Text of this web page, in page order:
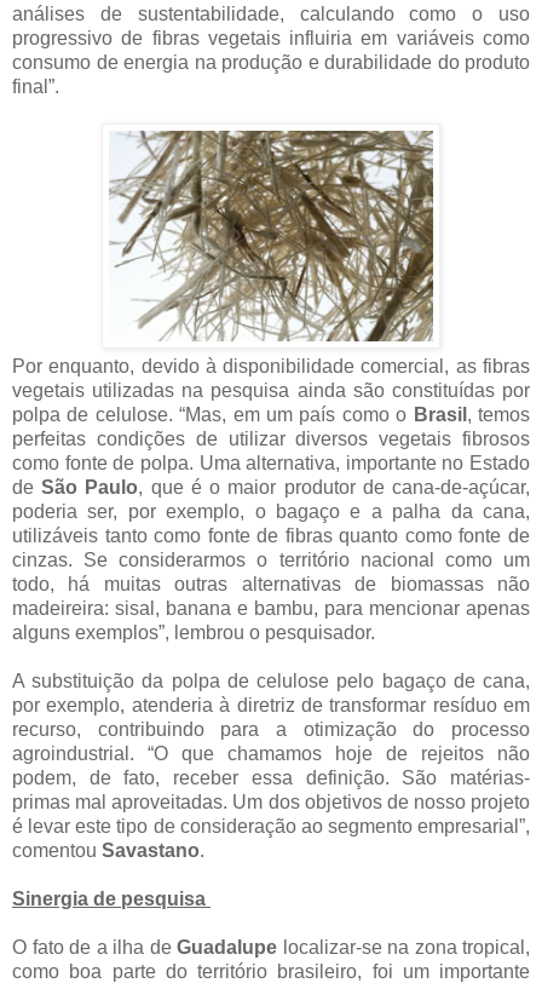
análises de sustentabilidade, calculando como o uso
progressivo de fibras vegetais influiria em variáveis como
consumo de energia na produção e durabilidade do produto
final”.
Por enquanto, devido à disponibilidade comercial, as fibras
vegetais utilizadas na pesquisa ainda são constituídas por
polpa de celulose. “Mas, em um país como o Brasil , temos
perfeitas condições de utilizar diversos vegetais fibrosos
como fonte de polpa. Uma alternativa, importante no Estado
deSão Paulo, que é o maior produtor de cana-de-açúcar,
poderia ser, por exemplo, o bagaço e a palha da cana,
utilizáveis tanto como fonte de fibras quanto como fonte de
cinzas. Se considerarmos o território nacional como um
todo, há muitas outras alternativas de biomassas não
madeireira: sisal, banana e bambu, para mencionar apenas
alguns exemplos”, lembrou o pesquisador.
A substituição da polpa de celulose pelo bagaço de cana,
por exemplo, atenderia à diretriz de transformar resíduo em
recurso, contribuindo para a otimização do processo
agroindustrial. “O que chamamos hoje de rejeitos não
podem, de fato, receber essa definição. São matérias-
primas mal aproveitadas. Um dos objetivos de nosso projeto
é levar este tipo de consideração ao segmento empresarial”,
comentou Savastano.
Sinergia de pesquisa
O fato de a ilha de Guadalupe localizar-se na zona tropical,
como boa parte do território brasileiro, foi um importante